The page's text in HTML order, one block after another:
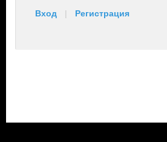
Вход | Регистрация